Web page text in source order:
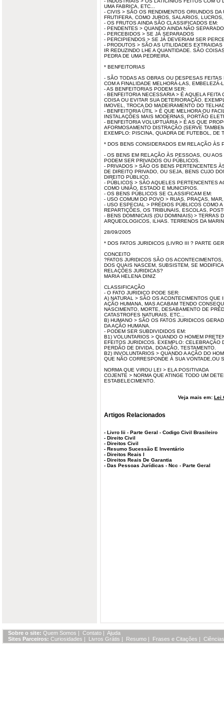
UMA FABRICA, ETC...
- CIVIS > SÃO OS RENDIMENTOS ORIUNDOS DA
FRUTIFERA, COMO JUROS, SALARIOS,
- OS FRUTOS AINDA SÃO CLASSIFICADOS EM:
- PENDENTES > QUANDO AINDA NÃO
- PERCEBIDOS > SE JÁ SEPARADOS
- PERCIPIENDOS > SE JÁ DEVERIAM SER
- PRODUTOS > SÃO AS UTILIDADES
IR REDUZINDO LHE A QUANTIDADE. SÃO
PEDRA DE UMA PEDREIRA.
* BENFEITORIAS
- SÃO TODAS AS OBRAS OU DESPESAS
COM A FINALIDADE MELHORÁ-LAS, EMBELEZÁ-
- AS BENFEITORIAS PODEM SER:
- BENFEITORIA NECESSARIA > É AQUELA FEITA
COISA OU EVITAR SUA DETERIORAÇÃO.
IMOVEL, TROCA DO MADEIRAMENTO DO
- BENFEITORIA ÚTIL > É QUE MELHORA OU
INSTALAÇÕES MAIS MODERNAS, PORTÃO
- BENFEITORIA VOLUPTUÁRIA > É AS QUE
AFORMOSAMENTO DISTRAÇÃO (SERVE
EXEMPLO: PISCINA, QUADRA DE FUTEBOL, DE
* DOS BENS CONSIDERADOS EM RELAÇÃO ÀS
- OS BENS EM RELAÇÃO ÀS PESSOAS, OU
PODEM SER PRIVADOS OU PÚBLICOS.
- PRIVADOS > SÃO OS BENS PERTENCENTES
DE DIREITO PRIVADO, OU SEJA, BENS CUJO
DIREITO PÚBLICO.
- PÚBLICOS > SÃO AQUELES PERTENCENTES
COMO UNIÃO, ESTADO E MUNICIPIOS.
- OS BENS PÚBLICOS SE CLASSIFICAM EM:
- USO COMUM DO POVO > RUAS, PRAÇAS,
- USO ESPECIAL > PRÉDIOS PÚBLICOS COMO
REPARTIÇÕES, OS TRIBUNAIS, ESCOLAS,
- BENS DOMINICAIS (OU DOMINIAIS) > TERRAS
ARQUEOLOGICOS, ILHAS. TERRENOS DA
28/09/2005
* DOS FATOS JURIDICOS (LIVRO III ? PARTE
CONCEITO
?FATOS JURIDICOS SÃO OS
DOS QUAIS NASCEM, SUBSISTEM, SE
RELAÇÕES JURIDICAS?
MARIA HELENA DINIZ
CLASSIFICAÇÃO
- O FATO JURIDICO PODE SER:
A) NATURAL > SÃO OS ACONTECIMENTOS QUE
AÇÃO HUMANA, MAS ACABAM TENDO
NASCIMENTO, MORTE, DESABAMENTO DE
CATASTROFES NATURAIS, ETC...
B) HUMANO > SÃO OS FATOS JURIDICOS
DA AÇÃO HUMANA.
- PODEM SER SUBDIVIDIDOS EM:
B1) VOLUNTARIOS > QUANDO O HOMEM
EFEITOS JURIDICOS. EXEMPLO: CELEBRAÇÃO
PERDÃO DE DIVIDA, DOAÇÃO, TESTAMENTO.
B2) INVOLUNTARIOS > QUANDO A AÇÃO DO
QUE NÃO CORRESPONDE À SUA VONTADE,OU
NORMA QUE VIROU LEI > ELA POSITIVADA
COJENTE > NORMA QUE ATINGE TODO UM
ESTABELECIMENTO.
Veja mais em: Lei
Artigos Relacionados
- Livro Iii - Parte Geral - Codigo Civil Brasileiro
- Direito Civil
- Direitos Civil
- Resumo Sucessão E Inventário
- Direitos Reais I
- Direitos Reais De Garantia
- Das Pessoas Jurídicas - Ncc - Parte Geral
Sobre o site: Quem Somos | Contato | Ajuda
Sites Parceiros: Curiosidades | Livros Grátis | Resumo | Frases e Citações |